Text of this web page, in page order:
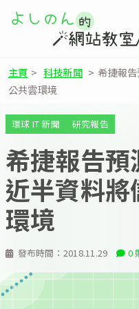
主頁 > 科技新聞 > 希捷報
公共雲環境
發布時間： 2018.11.29 0
環球 IT 新聞 研究報告
希捷報告
近半資料
環境